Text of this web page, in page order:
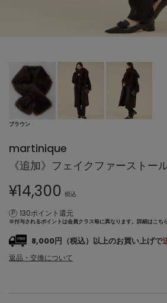
ブラウン
martinique
《追加》フェイクファーストー
¥14,300 税込
130ポイント還元
※付与されるポイントは会員クラス毎に異なります。 詳細はこち
8,000円（税込）以上のお買い上げで
返品・交換について